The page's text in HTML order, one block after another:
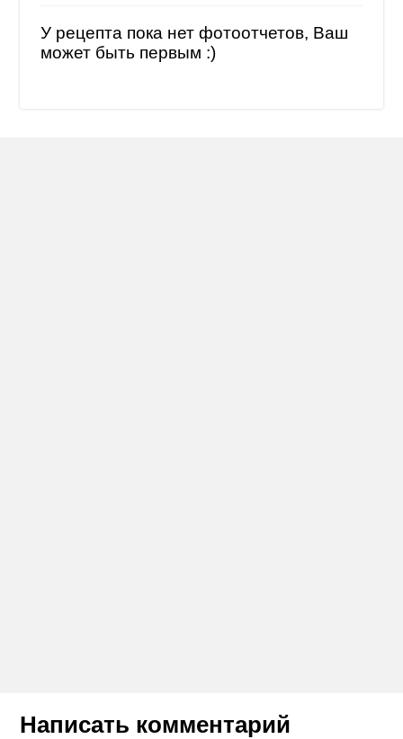
У рецепта пока нет фотоотчетов, Ваш
может быть первым :)
Написать комментарий